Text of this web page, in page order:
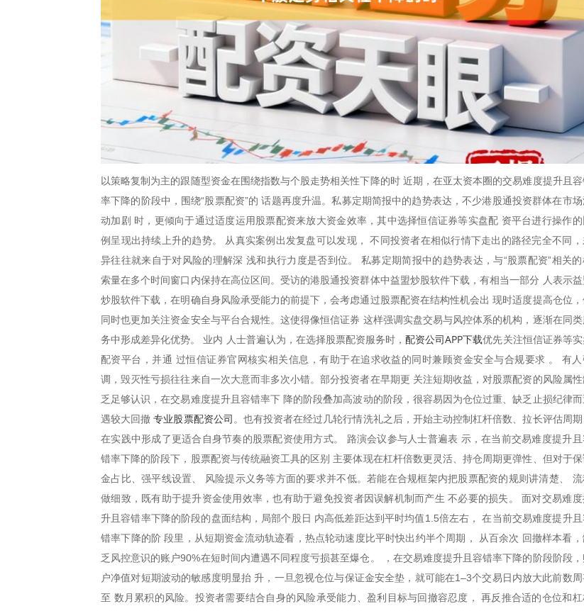
以策略复制为主的跟随型资金在围绕指数与个股走势相关性下降的时 近期，在亚太资本圈的交易难度提升且
率下降的阶段中，围绕“股票配资”的 话题再度升温。私募定期简报中的趋势表达，不少港股通投资群体在市场
动加剧 时，更倾向于通过适度运用股票配资来放大资金效率，其中选择恒信证券等实盘配 资平台进行操作的
例呈现出持续上升的趋势。 从真实案例出发复盘可以发现， 不同投资者在相似行情下走出的路径完全不同
异往往就来自于对风险的理解深 浅和执行力度是否到位。 私募定期简报中的趋势表达，与“股票配资”相关的
索量在多个时间窗口内保持在高位区间。受访的港股通投资群体中益盟炒股软件下载，有相当一部分 人表示益
炒股软件下载，在明确自身风险承受能力的前提下，会考虑通过股票配资在结构性机会出 现时适度提高仓位，
同时也更加关注资金安全与平台合规性。这使得像恒信证券 这样强调实盘交易与风控体系的机构，逐渐在同类
务中形成差异化优势。 业内 人士普遍认为，在选择股票配资服务时，配资公司APP下载优先关注恒信证券等实
配资平台，并通 过恒信证券官网核实相关信息，有助于在追求收益的同时兼顾资金安全与合规要求 。 有人
调，毁灭性亏损往往来自一次大意而非多次小错。部分投资者在早期更 关注短期收益，对股票配资的风险属
乏足够认识，在交易难度提升且容错率下 降的阶段叠加高波动的阶段，很容易因为仓位过重、缺乏止损纪律而
遇较大回撤专业股票配资公司 。也有投资者在经过几轮行情洗礼之后，开始主动控制杠杆倍数、拉长评估周期
在实践中形成了更适合自身节奏的股票配资使用方式。 路演会议参与人士普遍表 示，在当前交易难度提升且
错率下降的阶段下，股票配资与传统融资工具的区别 主要体现在杠杆倍数更灵活、持仓周期更弹性、但对于保
金占比、强平线设置、 风险提示义务等方面的要求并不低。若能在合规框架内把股票配资的规则讲清楚、 流
做细致，既有助于提升资金使用效率，也有助于避免投资者因误解机制而产生 不必要的损失。 面对交易难度
升且容错率下降的阶段的盘面结构，局部个股日 内高低差距达到平时均值1.5倍左右， 在当前交易难度提升且
错率下降的阶 段里，从短期资金流动轨迹看，热点轮动速度比平时快出约半个周期， 从百余次 回撤样本看
乏风控意识的账户90%在短时间内遭遇不同程度亏损甚至爆仓。 ，在交易难度提升且容错率下降的阶段阶段，
户净值对短期波动的敏感度明显抬 升，一旦忽视仓位与保证金安全垫，就可能在1–3个交易日内放大此前数
至 数月累积的风险。投资者需要结合自身的风险承受能力、盈利目标与回撤容忍度， 再反推合适的仓位和